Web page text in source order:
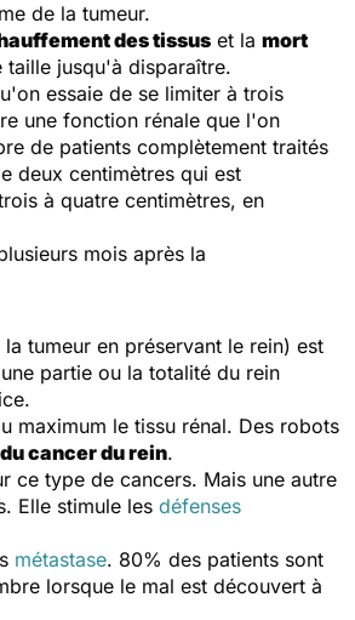
de la tumeur.
des tissus et la mort
taille jusqu'à disparaître.
essaie de se limiter à trois
une fonction rénale que l'on
de patients complètement traités
deux centimètres qui est
à quatre centimètres, en
mois après la
tumeur en préservant le rein) est
partie ou la totalité du rein
maximum le tissu rénal. Des robots
cancer du rein.
ce type de cancers. Mais une autre
Elle stimule les défenses
métastase. 80% des patients sont
lorsque le mal est découvert à